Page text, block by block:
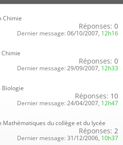
Chimie
Réponses: 0
Dernier message: 06/10/2007, 12h16
Réponses: 0
Dernier message: 29/09/2007, 12h33
Biologie
Réponses: 10
Dernier message: 24/04/2007, 12h47
du collège et du lycée
Réponses: 2
Dernier message: 31/12/2006, 10h37